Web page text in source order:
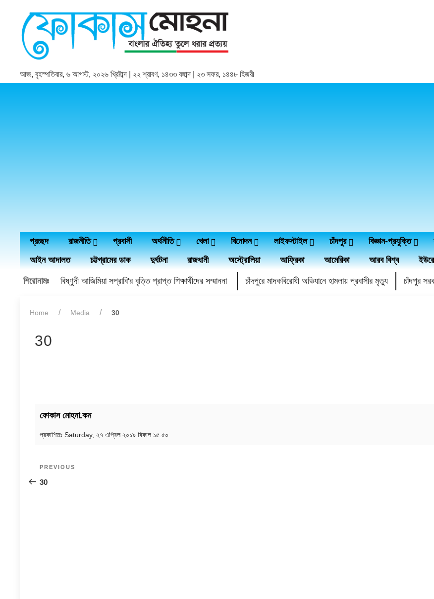
আজ, বৃহস্পতিবার, ৬ আগস্ট, ২০২৬ খ্রিষ্টাব্দ | ২২ শ্রাবণ, ১৪৩৩ বঙ্গাব্দ | ২৩ সফর, ১৪৪৮ হিজরী
প্রচ্ছদ রাজনীতি প্রবাসী অর্থনীতি খেলা বিনোদন লাইফস্টাইল চাঁদপুর বিজ্ঞান-প্রযুক্তি
আইন আদালত
চট্টগ্রামের ডাক দুর্ঘটনা রাজধানী অস্ট্রোলিয়া আফ্রিকা আমেরিকা আরব বিশ্ব
শিরোনামঃ বিষ্ণুদী আজিমিয়া সপ্রাবি'র বৃত্তি প্রাপ্ত শিক্ষার্থীদের সম্মাননা চাঁদপুরে মাদকবিরোধী অভিযানে হামলায় প্রবাসীর মৃত্যু চাঁদপুর
Home Media 30
30
ফোকাস মোহনা.কম
প্রকাশিতঃ Saturday, ২৭ এপ্রিল ২০১৯ বিকাল ১৫:৫০
Previous
Post
PREVIOUS
30